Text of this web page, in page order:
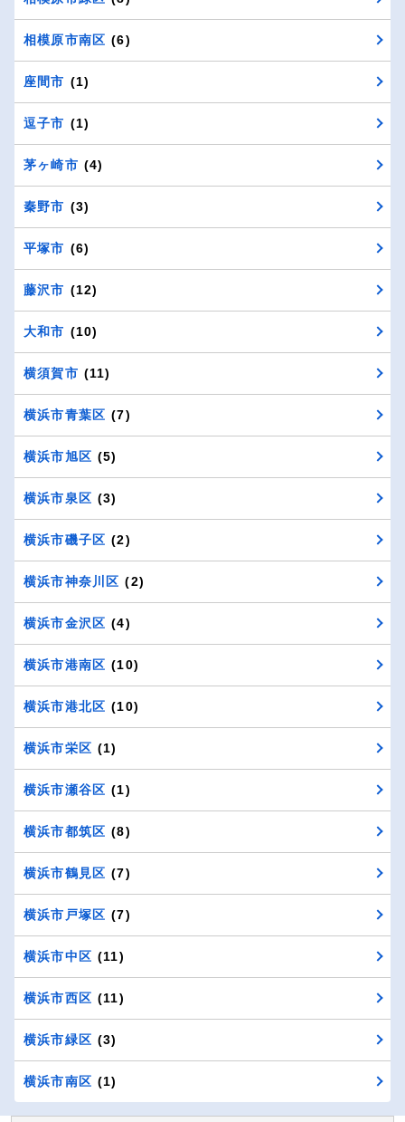
相模原市南区 (6)
座間市 (1)
逗子市 (1)
茅ヶ崎市 (4)
秦野市 (3)
平塚市 (6)
藤沢市 (12)
大和市 (10)
横須賀市 (11)
横浜市青葉区 (7)
横浜市旭区 (5)
横浜市泉区 (3)
横浜市磯子区 (2)
横浜市神奈川区 (2)
横浜市金沢区 (4)
横浜市港南区 (10)
横浜市港北区 (10)
横浜市栄区 (1)
横浜市瀬谷区 (1)
横浜市都筑区 (8)
横浜市鶴見区 (7)
横浜市戸塚区 (7)
横浜市中区 (11)
横浜市西区 (11)
横浜市緑区 (3)
横浜市南区 (1)